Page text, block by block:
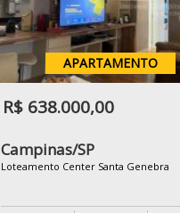
APARTAMENTO
R$ 638.000,00
Campinas/SP
Loteamento Center Santa Genebra